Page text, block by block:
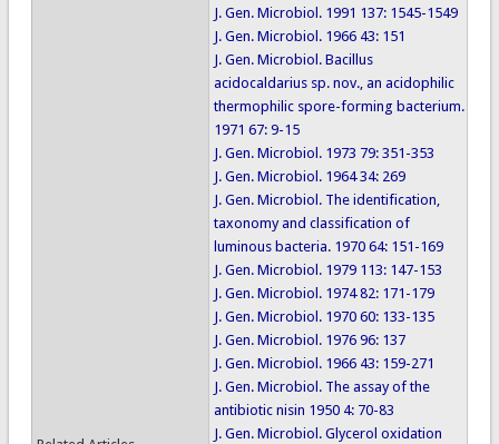
J. Gen. Microbiol. 1991 137: 1545-1549
J. Gen. Microbiol. 1966 43: 151
J. Gen. Microbiol. Bacillus
acidocaldarius sp. nov., an acidophilic
thermophilic spore-forming bacterium.
1971 67: 9-15
J. Gen. Microbiol. 1973 79: 351-353
J. Gen. Microbiol. 1964 34: 269
J. Gen. Microbiol. The identification,
taxonomy and classification of
luminous bacteria. 1970 64: 151-169
J. Gen. Microbiol. 1979 113: 147-153
J. Gen. Microbiol. 1974 82: 171-179
J. Gen. Microbiol. 1970 60: 133-135
J. Gen. Microbiol. 1976 96: 137
J. Gen. Microbiol. 1966 43: 159-271
J. Gen. Microbiol. The assay of the
antibiotic nisin 1950 4: 70-83
J. Gen. Microbiol. Glycerol oxidation